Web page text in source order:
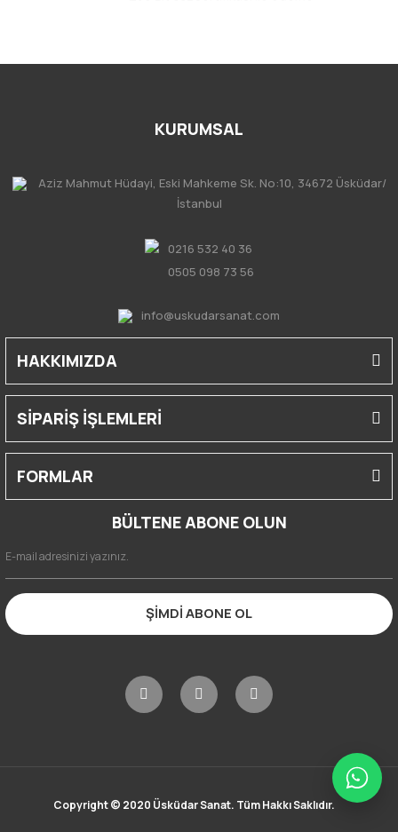
KURUMSAL
Aziz Mahmut Hüdayi, Eski Mahkeme Sk. No:10, 34672 Üsküdar/
İstanbul
0216 532 40 36
0505 098 73 56
info@uskudarsanat.com
HAKKIMIZDA
SİPARİŞ İŞLEMLERİ
FORMLAR
BÜLTENE ABONE OLUN
ŞİMDİ ABONE OL
Copyright © 2020 Üsküdar Sanat. Tüm Hakkı Saklıdır.